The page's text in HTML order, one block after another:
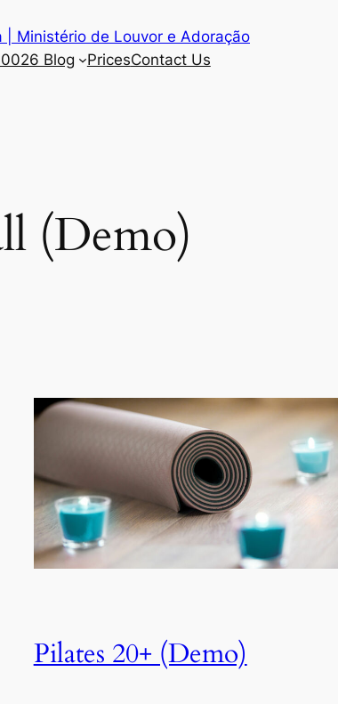
| Ministério de Louvor e Adoração
Blog PricesContact Us
(Demo)
Pilates 20+ (Demo)